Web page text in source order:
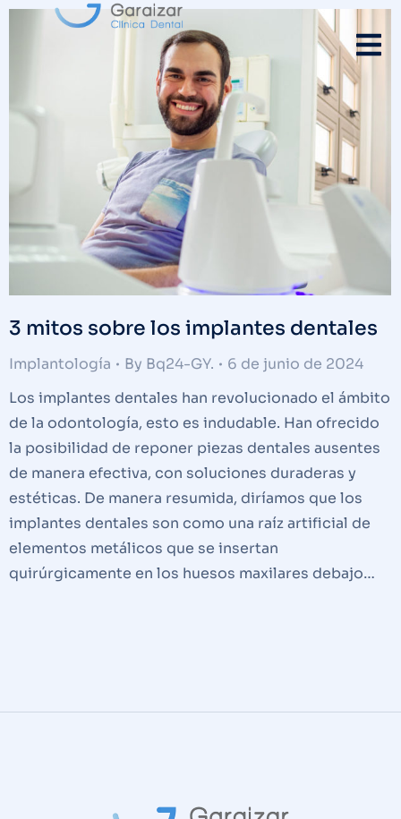
3 mitos sobre los implantes dentales
Implantología By Bq24-GY.
6 de junio de 2024
Los implantes dentales han revolucionado el ámbito
de la odontología, esto es indudable. Han ofrecido
la posibilidad de reponer piezas dentales ausentes
de manera efectiva, con soluciones duraderas y
estéticas. De manera resumida, diríamos que los
implantes dentales son como una raíz artificial de
elementos metálicos que se insertan
quirúrgicamente en los huesos maxilares debajo…